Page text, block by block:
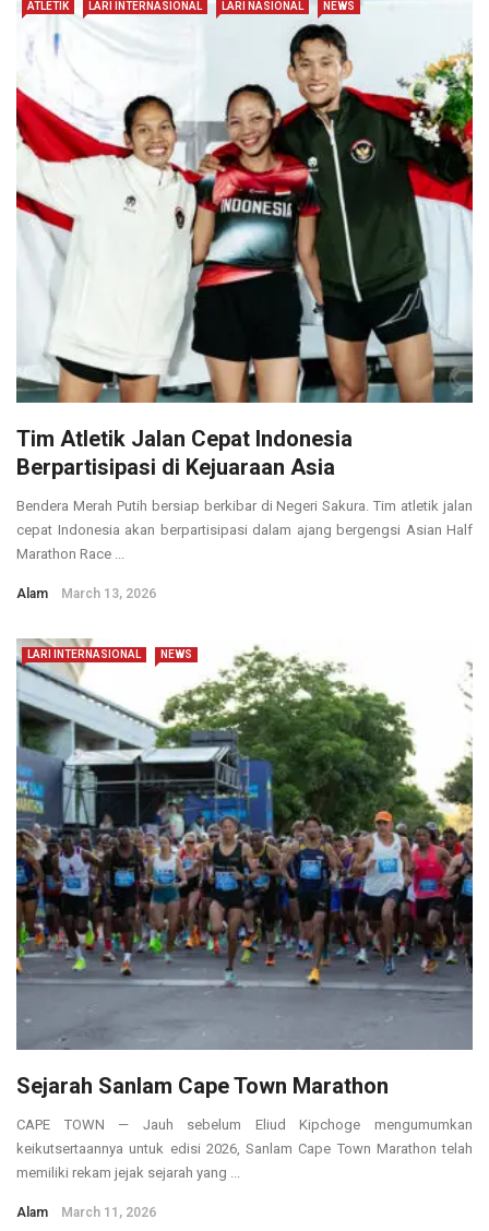
ATLETIK LARI INTERNASIONAL LARI NASIONAL NEWS
Tim Atletik Jalan Cepat Indonesia
Berpartisipasi di Kejuaraan Asia
Bendera Merah Putih bersiap berkibar di Negeri Sakura. Tim atletik jalan
cepat Indonesia akan berpartisipasi dalam ajang bergengsi Asian Half
Marathon Race ...
Alam March 13, 2026
LARI INTERNASIONAL NEWS
Sejarah Sanlam Cape Town Marathon
CAPE TOWN — Jauh sebelum Eliud Kipchoge mengumumkan
keikutsertaannya untuk edisi 2026, Sanlam Cape Town Marathon telah
memiliki rekam jejak sejarah yang ...
Alam March 11, 2026